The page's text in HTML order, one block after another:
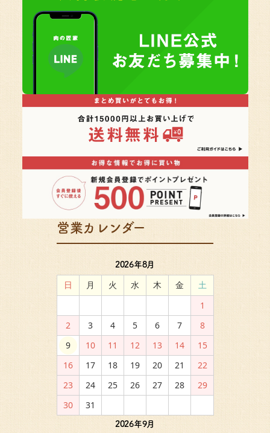
営業カレンダー
2026年8月
日 月 火 水 木 金
土
1
2
3 4 5 6 7
8
9
10 11 12 13 14
15
16
17 18 19 20 21
22
23
24 25 26 27 28
29
30
31
2026年9月